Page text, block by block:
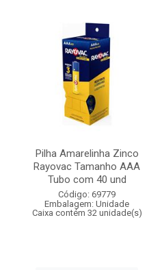
Pilha Amarelinha Zinco
Rayovac Tamanho AAA
Tubo com 40 und
Código: 69779
Embalagem: Unidade
Caixa contém 32 unidade(s)